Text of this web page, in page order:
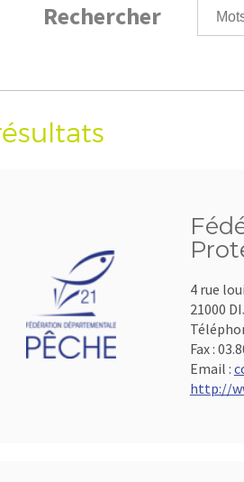
Rechercher
4 rue
21000
Fax :
Email :
http://